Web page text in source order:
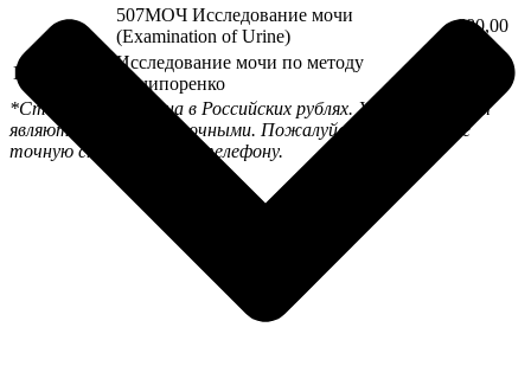
507МОЧ Исследование мочи
(Examination of Urine)
680,00
В03.016.014
Исследование мочи по методу
Нечипоренко
*Стоимость указана в Российских рублях. Указанные цены
являются ориентировочными. Пожалуйста, уточняйте
точную стоимость по телефону.